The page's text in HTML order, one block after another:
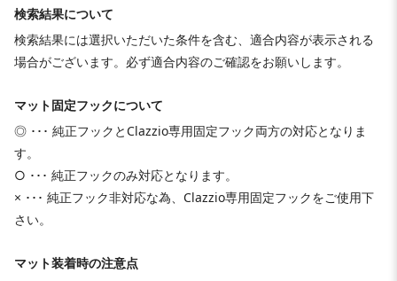
検索結果について
検索結果には選択いただいた条件を含む、適合内容が表示される
場合がございます。必ず適合内容のご確認をお願いします。
マット固定フックについて
◎ ･･･ 純正フックとClazzio専用固定フック両方の対応となりま
す。
○ ･･･ 純正フックのみ対応となります。
× ･･･ 純正フック非対応な為、Clazzio専用固定フックをご使用下
さい。
マット装着時の注意点